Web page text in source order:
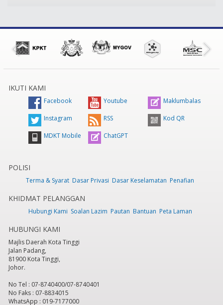
IKUTI KAMI
Facebook Youtube Maklumbalas
Instagram RSS Kod QR
MDKT Mobile ChatGPT
POLISI
Terma & Syarat Dasar Privasi Dasar Keselamatan Penafian
KHIDMAT PELANGGAN
Hubungi Kami Soalan Lazim Pautan Bantuan Peta Laman
HUBUNGI KAMI
Majlis Daerah Kota Tinggi
Jalan Padang,
81900 Kota Tinggi,
Johor.
No Tel : 07-8740400/07-8740401
No Faks : 07-8834015
WhatsApp : 019-7177000